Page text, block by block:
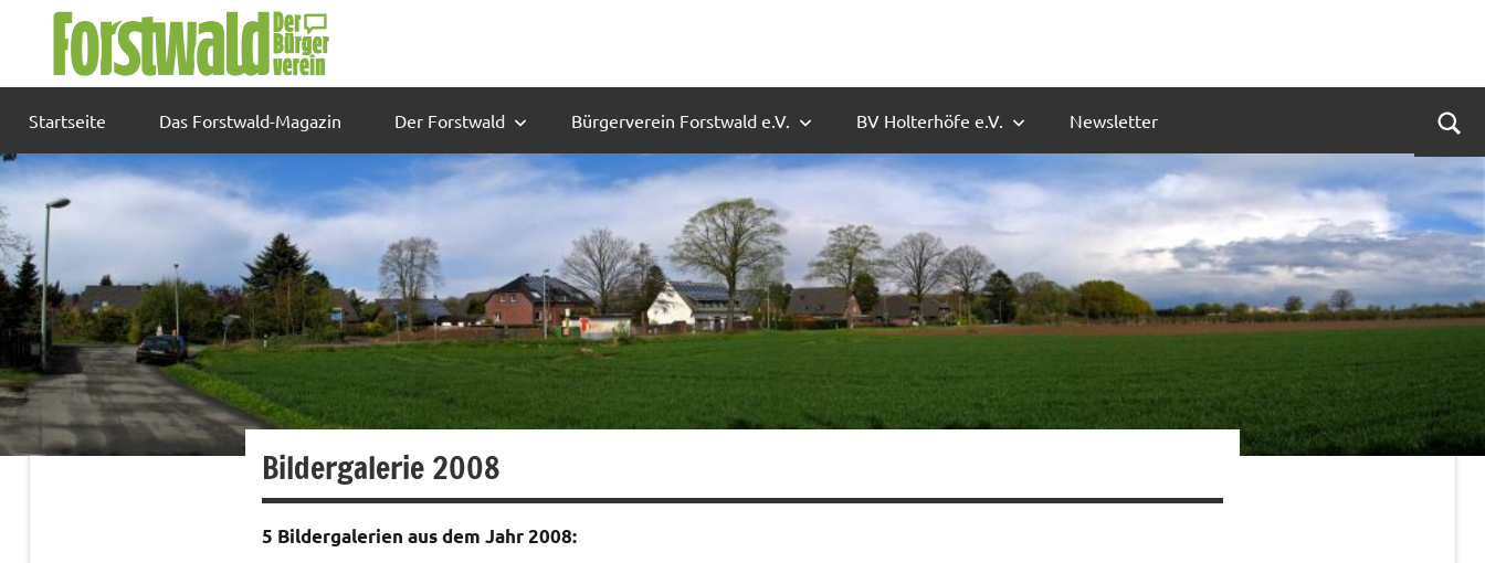
Startseite Das Forstwald-Magazin Der Forstwald Bürgerverein Forstwald e.V. BV Holterhöfe e.V. Newsletter
Bildergalerie 2008
5 Bildergalerien aus dem Jahr 2008: